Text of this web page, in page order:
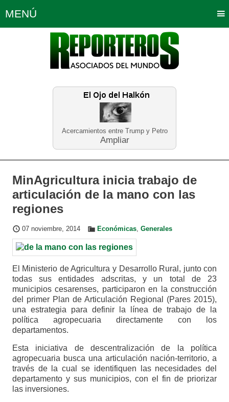
Acercamientos entre Trump y Petro
Ampliar
MENÚ
Política Opinión Bogotá
Planeta Tierra Deportes
Educación Neira
MinAgricultura inicia trabajo de
articulación de la mano con las
regiones
07 noviembre, 2014 Económicas, Generales
El Ministerio de Agricultura y Desarrollo Rural, junto con
todas sus entidades adscritas, y un total de 23
municipios cesarenses, participaron en la construcción
del primer Plan de Articulación Regional (Pares 2015),
una estrategia para definir la línea de trabajo de la
política agropecuaria directamente con los
departamentos.
Esta iniciativa de descentralización de la política
agropecuaria busca una articulación nación-territorio, a
través de la cual se identifiquen las necesidades del
departamento y sus municipios, con el fin de priorizar
las inversiones.